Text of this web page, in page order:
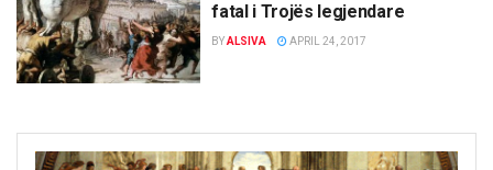
fatal i Trojës legjendare
BYALSIVA APRIL 24, 2017